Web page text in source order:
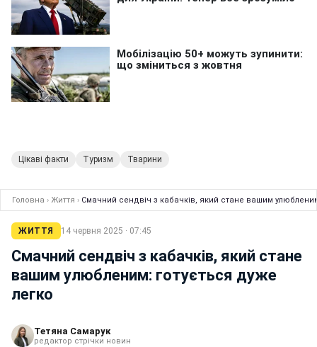
Цікаві факти Туризм Тварини
Головна › Життя › Смачний сендвіч з кабачків, який стане вашим
ЖИТТЯ 14 червня 2025 · 07:45
Смачний сендвіч з кабачків, який стане
вашим улюбленим: готується дуже
легко
Тетяна Самарук
редактор стрічки новин